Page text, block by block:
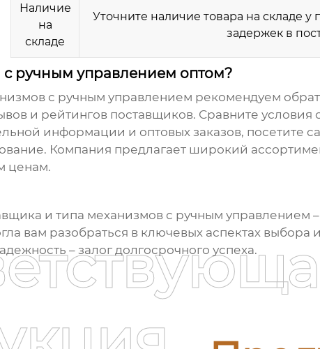
Наличие
на
складе
Уточните наличие товара на складе
задержек в
с ручным управлением оптом?
с ручным управлением рекомендуем
и рейтингов поставщиков. Сравните условия
информации и оптовых заказов, посетите
. Компания предлагает широкий
ценам.
и типа механизмов с ручным управлением
вам разобраться в ключевых аспектах
– залог долгосрочного успеха.